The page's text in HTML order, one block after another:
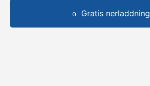
Gratis nerladdning